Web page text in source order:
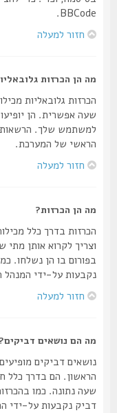
BBCode.
חזור למעלה
מה הן הכרזות גלובאליות?
הכרזות גלובאליות מכילות
שעה אפשרית. הן יופיעו
למשתמש שלך. הרשאות
הראשי של המערכת.
חזור למעלה
מה הן הכרזות?
הכרזות בדרך כלל מכילות
וצריך לקרוא אותן מתי
בפורום בו הן נשלחו. כמו
נקבעות על-ידי המנהל
חזור למעלה
מה הם נושאים דביקים?
נושאים דביקים מופיעים
הראשון. הם בדרך כלל
שעה נתונה. כמו בהכרזות
דביק נקבעות על-ידי